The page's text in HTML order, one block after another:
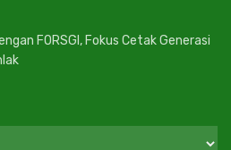
FORSGI, Fokus Cetak Generasi